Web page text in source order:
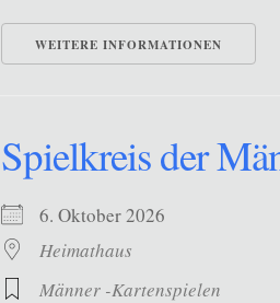
WEITERE INFORMATIONEN
Spielkreis der
6. Oktober 2026
Heimathaus
Männer -Kartenspielen